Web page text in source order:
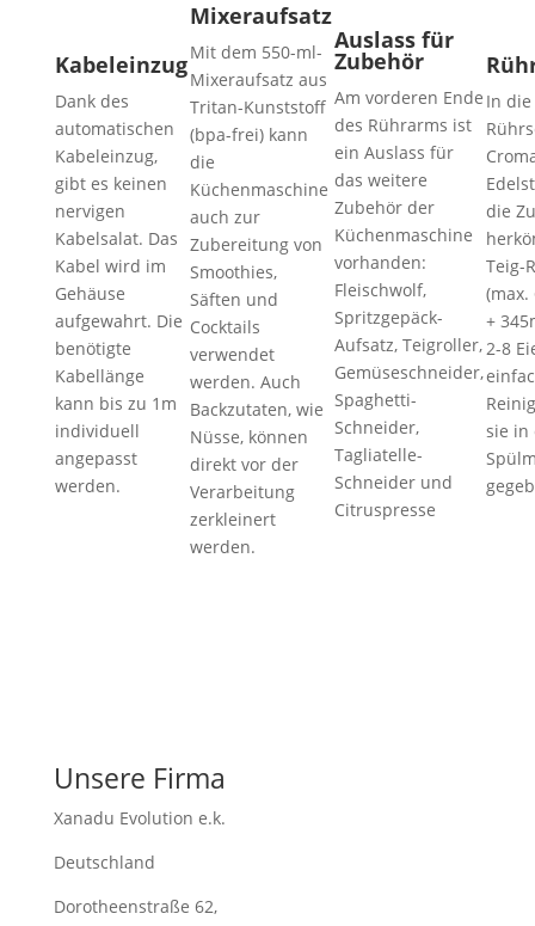
Kabeleinzug
Dank des
automatischen
Kabeleinzug,
gibt es keinen
nervigen
Kabelsalat. Das
Kabel wird im
Gehäuse
aufgewahrt. Die
benötigte
Kabellänge
kann bis zu 1m
individuell
angepasst
werden.
Mixeraufsatz
Mit dem 550-ml-
Mixeraufsatz aus
Tritan-Kunststoff
(bpa-frei) kann
die
Küchenmaschine
auch zur
Zubereitung von
Smoothies,
Säften und
Cocktails
verwendet
werden. Auch
Backzutaten, wie
Nüsse, können
direkt vor der
Verarbeitung
zerkleinert
werden.
Auslass für
Zubehör
Am vorderen Ende
des Rührarms ist
ein Auslass für
das weitere
Zubehör der
Küchenmaschine
vorhanden:
Fleischwolf,
Spritzgepäck-
Aufsatz, Teigroller,
Gemüseschneider,
Spaghetti-
Schneider,
Tagliatelle-
Schneider und
Citruspresse
In die
die
Teig-
(max.
+
2-8
sie in
Unsere Firma
Xanadu Evolution e.k.
Deutschland
Dorotheenstraße 62,